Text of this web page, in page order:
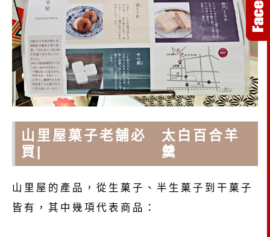
山里屋菓子老舗必
買|
太白百合羊
羹
山里屋的產品，從生菓子、半生菓子到干菓子
皆有，其中幾項代表商品：